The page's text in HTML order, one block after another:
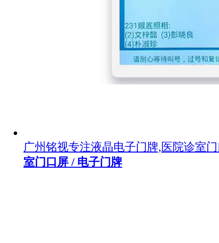
广州铭视专注液晶电子门牌,医院诊室
室门口屏 / 电子门牌